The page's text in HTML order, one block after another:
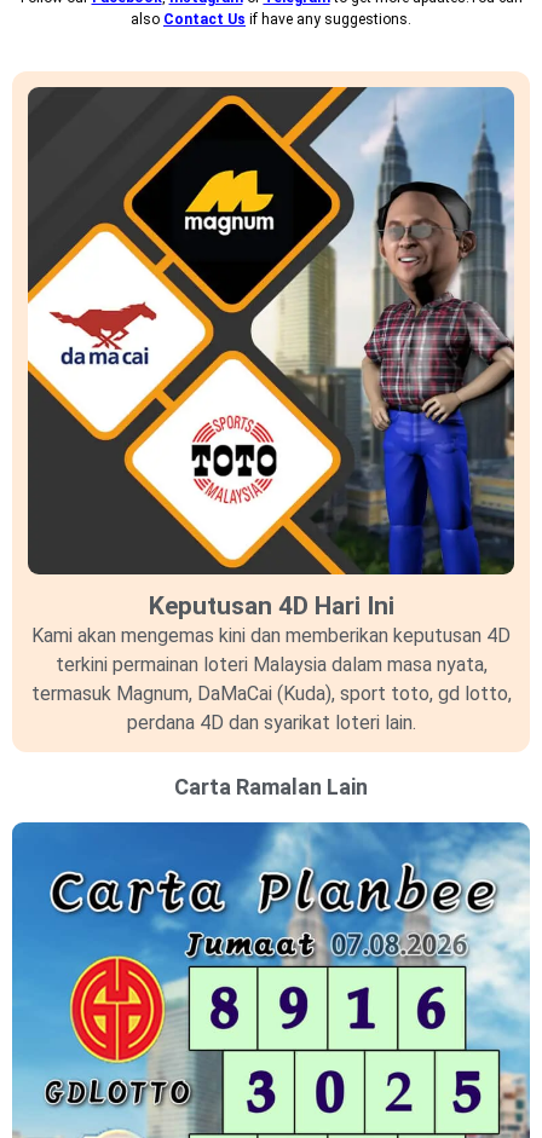
also Contact Us if have any suggestions.
Keputusan 4D Hari Ini
Kami akan mengemas kini dan memberikan keputusan 4D
terkini permainan loteri Malaysia dalam masa nyata,
termasuk Magnum, DaMaCai (Kuda), sport toto, gd lotto,
perdana 4D dan syarikat loteri lain.
Carta Ramalan Lain